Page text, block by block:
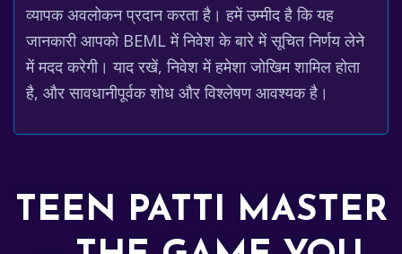
व्यापक अवलोकन प्रदान करता है। हमें उम्मीद है कि यह
जानकारी आपको BEML में निवेश के बारे में सूचित निर्णय लेने
में मदद करेगी। याद रखें, निवेश में हमेशा जोखिम शामिल होता
है, और सावधानीपूर्वक शोध और विश्लेषण आवश्यक है।
TEEN PATTI MASTER